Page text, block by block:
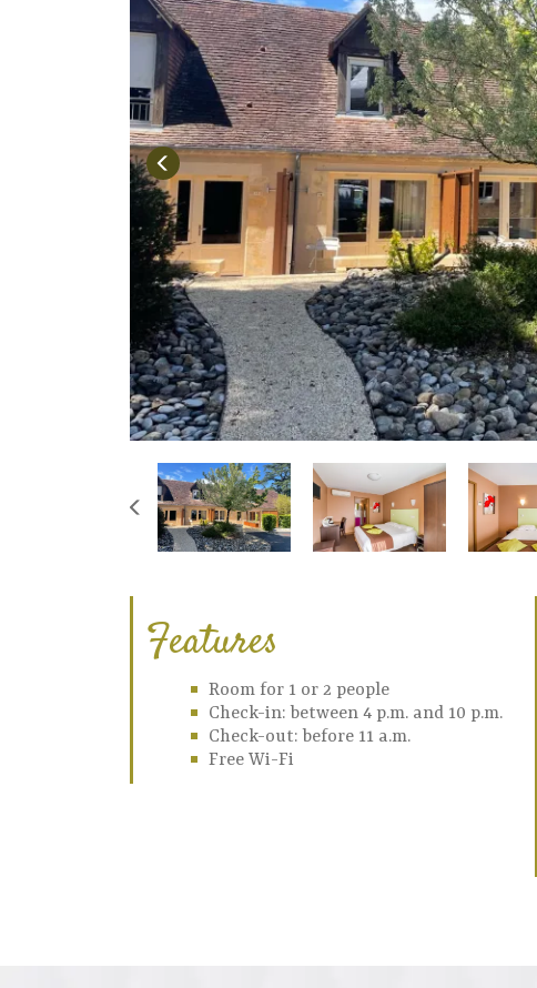
Features
Room for 1 or 2 people
Check-in: between 4 p.m. and 10 p.m.
Check-out: before 11 a.m.
Free Wi-Fi